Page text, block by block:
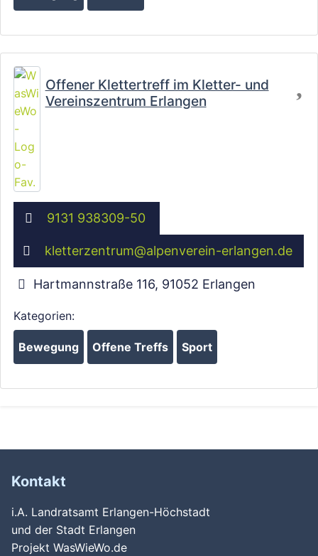
Offener Klettertreff im Kletter- und
Vereinszentrum Erlangen
9131 938309-50
kletterzentrum@alpenverein-erlangen.de
Hartmannstraße 116, 91052 Erlangen
Kategorien:
Bewegung Offene Treffs Sport
Kontakt
i.A. Landratsamt Erlangen-Höchstadt
und der Stadt Erlangen
Projekt WasWieWo.de